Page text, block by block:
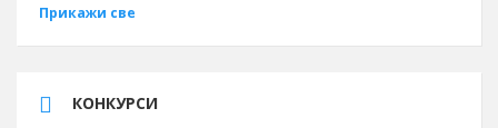
Прикажи све
КОНКУРСИ